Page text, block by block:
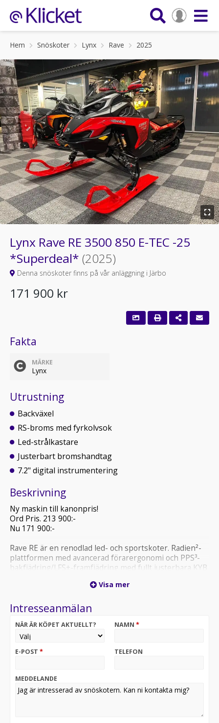
Hem Snöskoter Lynx Rave 2025
Lynx Rave RE 3500 850 E-TEC -25
*Superdeal* (2025)
Denna snöskoter finns på vår anläggning i Järbo
171 900 kr
Fakta
MÄRKE
Lynx
Utrustning
Backväxel
RS-broms med fyrkolvsok
Led-strålkastare
Justerbart bromshandtag
7.2" digital instrumentering
Beskrivning
Ny maskin till kanonpris!
Ord Pris. 213 900:-
Nu 171 900:-
Rave RE är en renodlad led- och sportskoter. Radien²-
plattformen med avancerad förarergonomi och PPS³-
bakfjädring/LFS+-framfjädring med fullt justerbara KYB
Välkommen till oss på Bohlin`s.
Visa mer
Intresseanmälan
NÄR ÄR KÖPET AKTUELLT? NAMN *
E-POST * TELEFON
MEDDELANDE